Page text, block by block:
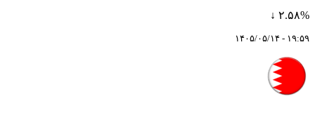
۲.۵۸% ↓
۱۹:۵۹ - ۱۴۰۵/۰۵/۱۴